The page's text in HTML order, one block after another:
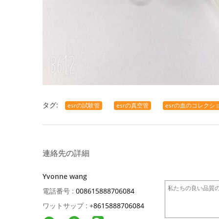
タグ: esrの試験管 esrの真空管 esrの血のコレクシ
連絡先の詳細
Yvonne wang
電話番号 : 008615888706084
ワットサップ : +8615888706084